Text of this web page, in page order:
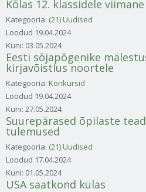
Kõlas 12. klassidele
Kategooria: (21) Uudised
Loodud 19.04.2024
Kuni: 03.05.2024
Eesti sõjapõgenike
kirjavõistlus noortele
Kategooria: Konkursid
Loodud 19.04.2024
Kuni: 27.05.2024
Suurepärased õpilaste
tulemused
Kategooria: (21) Uudised
Loodud 17.04.2024
Kuni: 01.05.2024
USA saatkond külas